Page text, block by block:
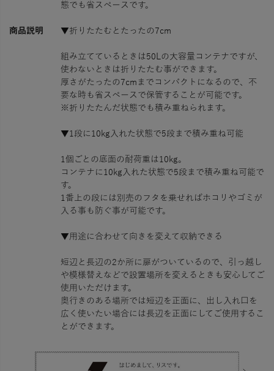
商品説明
態でも省スペースです。
▼折りたたむとたったの7cm
組み立てているときは50Lの大容量コンテナですが、
使わないときは折りたたむ事ができます。
厚さがたったの7cmまでコンパクトになるので、不
要な時も省スペースで保管することが可能です。
※折りたたんだ状態でも積み重ねられます。
▼1段に10kg入れた状態で5段まで積み重ね可能
1個ごとの底面の耐荷重は10kg。
コンテナに10kg入れた状態で5段まで積み重ね可能で
す。
1番上の段には別売のフタを乗せればホコリやゴミが
入る事も防ぐ事が可能です。
▼用途に合わせて向きを変えて収納できる
短辺と長辺の2か所に扉がついているので、引っ越し
や模様替えなどで設置場所を変えるときも安心してご
使用いただけます。
奥行きのある場所では短辺を正面に、出し入れ口を
広く使いたい場合には長辺を正面にしてご使用するこ
とができます。